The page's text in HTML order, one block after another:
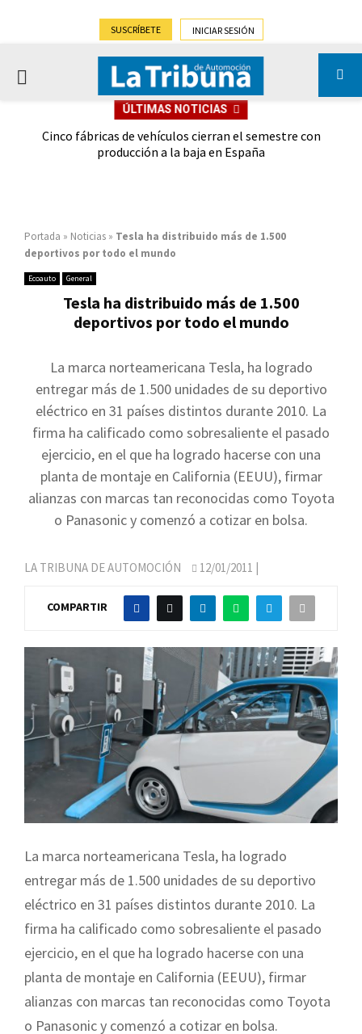
SUSCRÍBETE INICIAR SESIÓN
PRIMARY
ÚLTIMAS NOTICIAS
Cinco fábricas de vehículos cierran el semestre con
producción a la baja en España
Portada » Noticias » Tesla ha distribuido más de 1.500
deportivos por todo el mundo
Ecoauto General
Tesla ha distribuido más de 1.500
deportivos por todo el mundo
La marca norteamericana Tesla, ha logrado
entregar más de 1.500 unidades de su deportivo
eléctrico en 31 países distintos durante 2010. La
firma ha calificado como sobresaliente el pasado
ejercicio, en el que ha logrado hacerse con una
planta de montaje en California (EEUU), firmar
alianzas con marcas tan reconocidas como Toyota
o Panasonic y comenzó a cotizar en bolsa.
LA TRIBUNA DE AUTOMOCIÓN 12/01/2011 |
COMPARTIR
La marca norteamericana Tesla, ha logrado
entregar más de 1.500 unidades de su deportivo
eléctrico en 31 países distintos durante 2010. La
firma ha calificado como sobresaliente el pasado
ejercicio, en el que ha logrado hacerse con una
planta de montaje en California (EEUU), firmar
alianzas con marcas tan reconocidas como Toyota
o Panasonic y comenzó a cotizar en bolsa.